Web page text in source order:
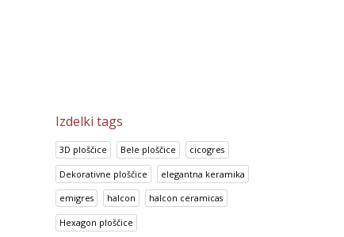
Izdelki tags
3D ploščice Bele ploščice cicogres
Dekorativne ploščice elegantna keramika
emigres halcon halcon ceramicas
Hexagon ploščice